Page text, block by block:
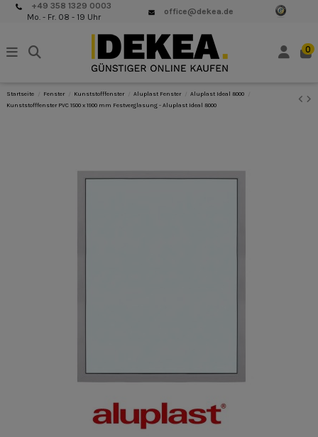
+49 358 1329 0003
Mo. - Fr. 08 - 19 Uhr
office@dekea.de
0
Startseite Fenster Kunststofffenster Aluplast Fenster
Aluplast Ideal 8000
Kunststofffenster PVC 1500 x 1900 mm Festverglasung - Aluplast Ideal 8000